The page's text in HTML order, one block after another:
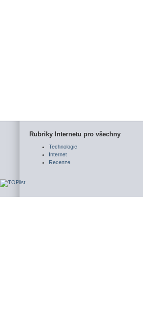
Rubriky Internetu pro všechny
Technologie
Internet
Recenze